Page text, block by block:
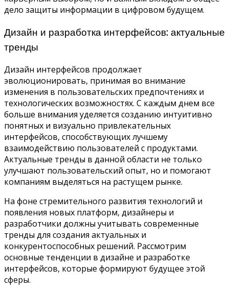
дело защиты информации в цифровом будущем.
Дизайн и разработка интерфейсов: актуальные
тренды
Дизайн интерфейсов продолжает
эволюционировать, принимая во внимание
изменения в пользовательских предпочтениях и
технологических возможностях. С каждым днем все
больше внимания уделяется созданию интуитивно
понятных и визуально привлекательных
интерфейсов, способствующих лучшему
взаимодействию пользователей с продуктами.
Актуальные тренды в данной области не только
улучшают пользовательский опыт, но и помогают
компаниям выделяться на растущем рынке.
На фоне стремительного развития технологий и
появления новых платформ, дизайнеры и
разработчики должны учитывать современные
тренды для создания актуальных и
конкурентоспособных решений. Рассмотрим
основные тенденции в дизайне и разработке
интерфейсов, которые формируют будущее этой
сферы.